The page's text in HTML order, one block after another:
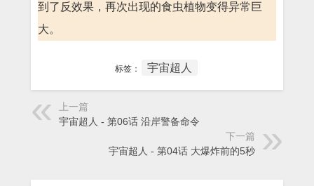
到了反效果，再次出现的食虫植物变得异常巨
大。
标签： 宇宙超人
上一篇
宇宙超人 - 第06话 沿岸警备命令
下一篇
宇宙超人 - 第04话 大爆炸前的5秒